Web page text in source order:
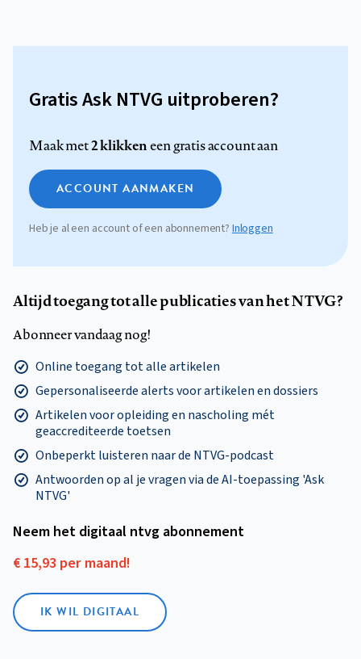
Gratis Ask NTVG uitproberen?
Maak met2 klikkeneen gratis account aan
ACCOUNT AANMAKEN
Heb je al een account of een abonnement? Inloggen
Altijd toegang tot alle publicaties van het NTVG?
Abonneer vandaag nog!
Online toegang tot alle artikelen
Gepersonaliseerde alerts voor artikelen en dossiers
Artikelen voor opleiding en nascholing mét
geaccrediteerde toetsen
Onbeperkt luisteren naar de NTVG-podcast
Antwoorden op al je vragen via de AI-toepassing 'Ask
NTVG'
Neem het digitaal ntvg abonnement
€ 15,93 per maand!
IK WIL DIGITAAL